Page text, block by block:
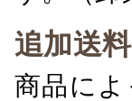
追加送料
商品に